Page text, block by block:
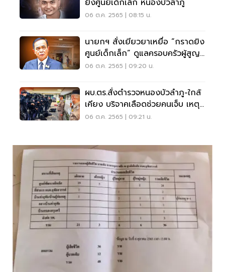
ยิงศูนย์เด็กเล็ก หนองบัวลำภู
06 ต.ค. 2565 | 08:15 น.
นายกฯ สั่งเยียวยาเหยื่อ “กราดยิง
ศูนย์เด็กเล็ก” ดูแลครอบครัวผู้สูญ
เสียด่วน
06 ต.ค. 2565 | 09:20 น.
ผบ.ตร.สั่งตำรวจหนองบัวลำภู-ใกล้
เคียง บริจาคเลือดช่วยคนเจ็บ เหตุก
ราดยิง
06 ต.ค. 2565 | 09:21 น.